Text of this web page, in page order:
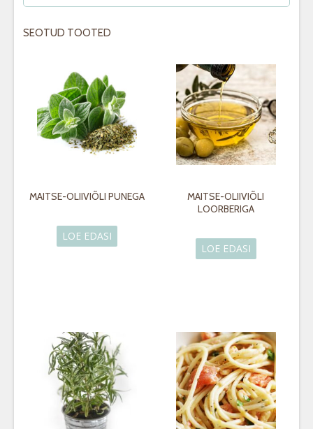
SEOTUD TOOTED
MAITSE-OLIIVIÕLI PUNEGA
LOE EDASI
MAITSE-OLIIVIÕLI
LOORBERIGA
LOE EDASI